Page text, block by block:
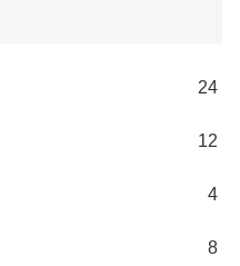
24
12
4
8